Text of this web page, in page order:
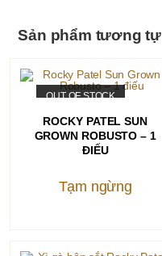
Sản phẩm tương tự
OUT OF STOCK
ROCKY PATEL SUN
GROWN ROBUSTO – 1
ĐIẾU
Tạm ngừng